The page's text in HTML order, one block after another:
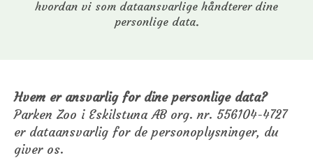
hvordan vi som dataansvarlige håndterer dine
personlige data.
Hvem er ansvarlig for dine personlige data?
Parken Zoo i Eskilstuna AB org. nr. 556104-4727
er dataansvarlig for de personoplysninger, du
giver os.